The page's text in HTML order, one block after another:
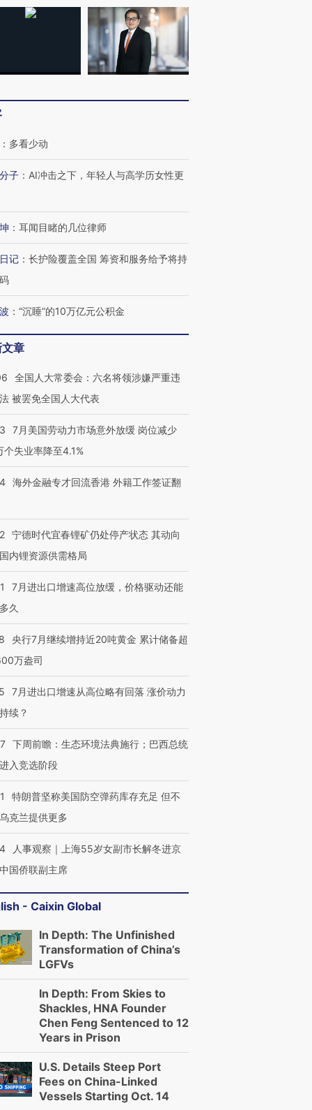
： 多看少动
子 ： AI冲击之下，年轻人与高学历女性更
： 耳闻目睹的几位律师
记 ： 长护险覆盖全国 筹资和服务给予将持
： “沉睡”的10万亿元公积金
章
全国人大常委会：六名将领涉嫌严重违
被罢免全国人大代表
7月美国劳动力市场意外放缓 岗位减少
个失业率降至4.1%
海外金融专才回流香港 外籍工作签证翻
宁德时代宜春锂矿仍处停产状态 其动向
内锂资源供需格局
7月进出口增速高位放缓，价格驱动还能
久
央行7月继续增持近20吨黄金 累计储备超
万盎司
7月进出口增速从高位略有回落 涨价动力
续？
下周前瞻：生态环境法典施行；巴西总统
入竞选阶段
特朗普坚称美国防空弹药库存充足 但不
克兰提供更多
人事观察｜上海55岁女副市长解冬进京
国侨联副主席
- Caixin Global
In Depth: The Unfinished
Transformation of China’s
LGFVs
In Depth: From Skies to
Shackles, HNA Founder
Chen Feng Sentenced to 12
Years in Prison
U.S. Details Steep Port
Fees on China-Linked
Vessels Starting Oct. 14